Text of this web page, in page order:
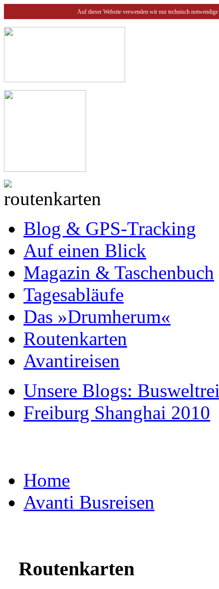
Auf dieser Website verwenden wir nur technisch
Blog & GPS-Tracking
Auf einen Blick
Magazin & Taschenbuch
Tagesabläufe
Das »Drumherum«
Routenkarten
Avantireisen
Unsere Blogs:
Freiburg Shanghai 2010
Home
Avanti Busreisen
Routenkarten